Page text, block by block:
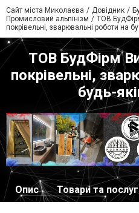
Сайт міста Миколаєва Довідник
Промисловий альпінізм
ТОВ
покрівельні, зварювальні роботи на
ТОВ БудФірм
покрівельні,
будь-
Опис Товари та